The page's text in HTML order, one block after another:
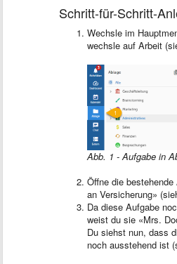
Schritt-für-Schritt-
Wechsle im
wechsle auf Arbeit
Abb. 1 - Aufgabe in
Öffne die
an Versicherung»
Da diese Aufgabe
weist du sie «Mrs.
Du siehst nun, dass
noch ausstehend ist